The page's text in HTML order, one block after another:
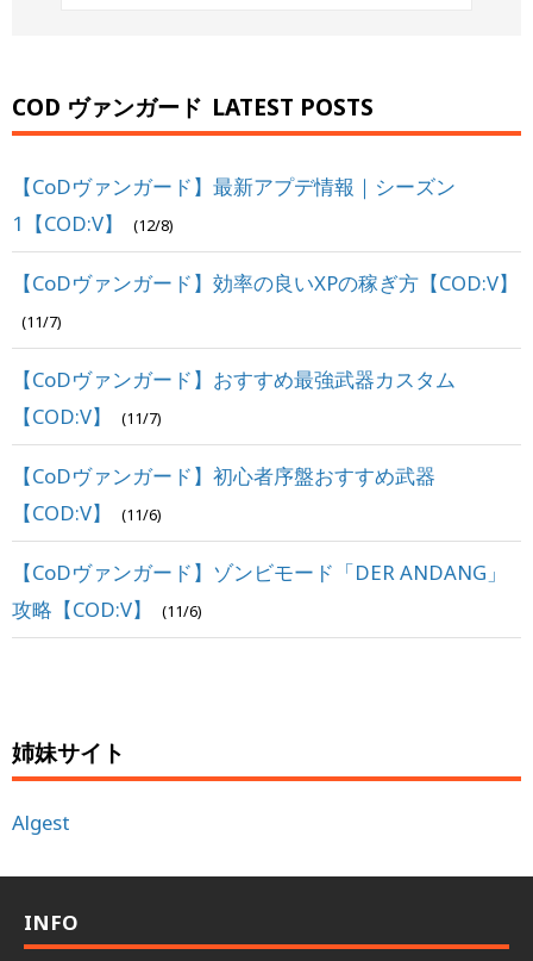
COD ヴァンガード LATEST POSTS
【CoDヴァンガード】最新アプデ情報｜シーズン
1【COD:V】
(12/8)
【CoDヴァンガード】効率の良いXPの稼ぎ方【COD:V】
(11/7)
【CoDヴァンガード】おすすめ最強武器カスタム
【COD:V】
(11/7)
【CoDヴァンガード】初心者序盤おすすめ武器
【COD:V】
(11/6)
【CoDヴァンガード】ゾンビモード「DER ANDANG」
攻略【COD:V】
(11/6)
姉妹サイト
Algest
INFO